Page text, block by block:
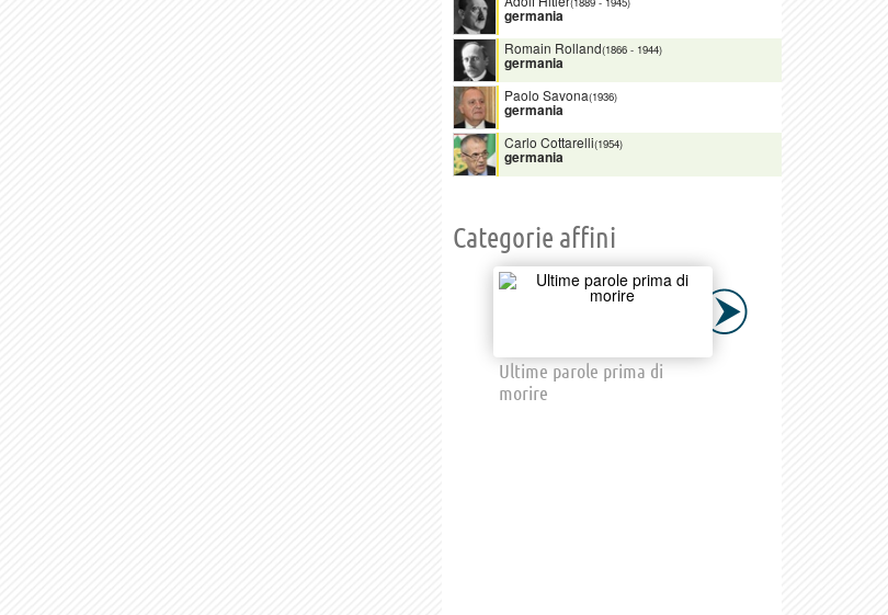
germania
Romain Rolland(1866 - 1944)
germania
Paolo Savona(1936)
germania
Carlo Cottarelli(1954)
germania
Categorie affini
Ultime parole prima di
morire